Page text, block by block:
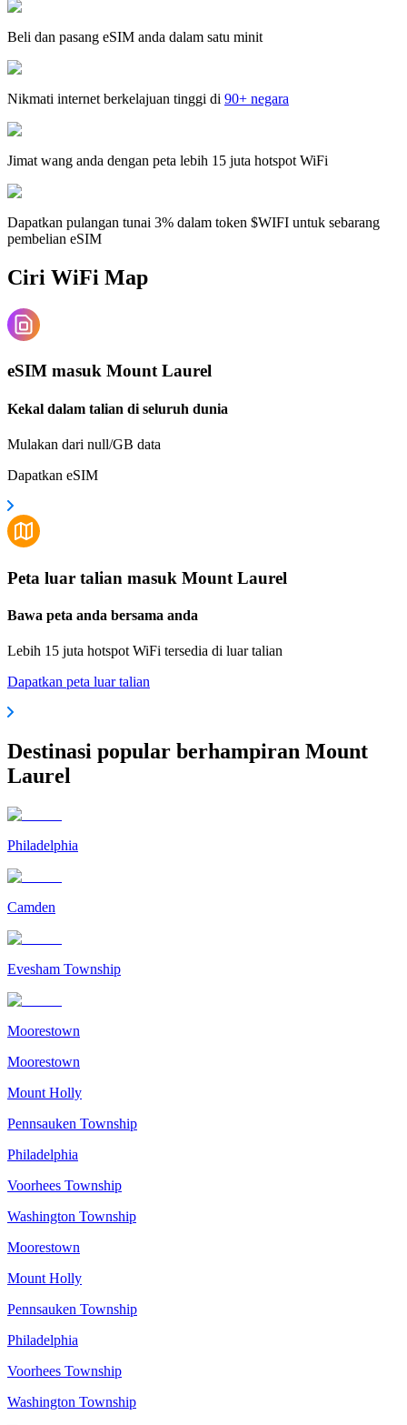
Beli dan pasang eSIM anda dalam satu minit
Nikmati internet berkelajuan tinggi di 90+ negara
Jimat wang anda dengan peta lebih 15 juta hotspot WiFi
Dapatkan pulangan tunai 3% dalam token $WIFI untuk sebarang
pembelian eSIM
Ciri WiFi Map
eSIM masuk Mount Laurel
Kekal dalam talian di seluruh dunia
Mulakan dari null/GB data
Dapatkan eSIM
Peta luar talian masuk Mount Laurel
Bawa peta anda bersama anda
Lebih 15 juta hotspot WiFi tersedia di luar talian
Dapatkan peta luar talian
Destinasi popular berhampiran Mount
Laurel
Philadelphia
Camden
Evesham Township
Moorestown
Moorestown
Mount Holly
Pennsauken Township
Philadelphia
Voorhees Township
Washington Township
Moorestown
Mount Holly
Pennsauken Township
Philadelphia
Voorhees Township
Washington Township